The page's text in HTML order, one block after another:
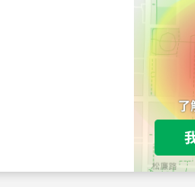
新竹市新竹市慈祥路